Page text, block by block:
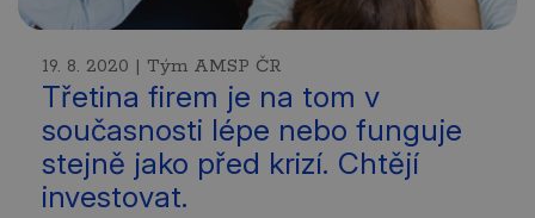
19. 8. 2020 | Tým AMSP ČR
Třetina firem je na tom v
současnosti lépe nebo funguje
stejně jako před krizí. Chtějí
investovat.